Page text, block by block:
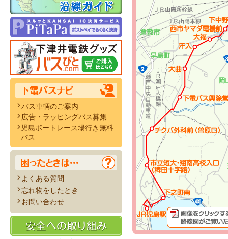
バス車輌のご案内
広告・ラッピングバス募集
児島ボートレース場行き無料
バス
よくある質問
忘れ物をしたとき
お問い合わせ